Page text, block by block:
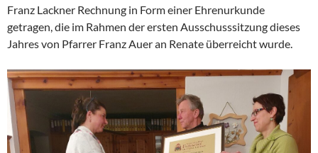
Franz Lackner Rechnung in Form einer Ehrenurkunde
getragen, die im Rahmen der ersten Ausschusssitzung dieses
Jahres von Pfarrer Franz Auer an Renate überreicht wurde.